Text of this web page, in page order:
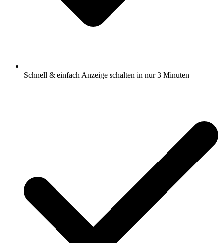
Schnell & einfach Anzeige schalten in nur 3 Minuten